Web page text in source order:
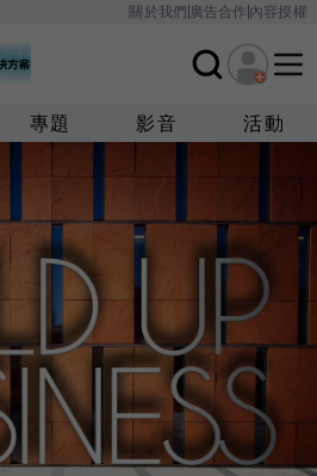
關於我們廣告合作內容授權
專題 影音 活動